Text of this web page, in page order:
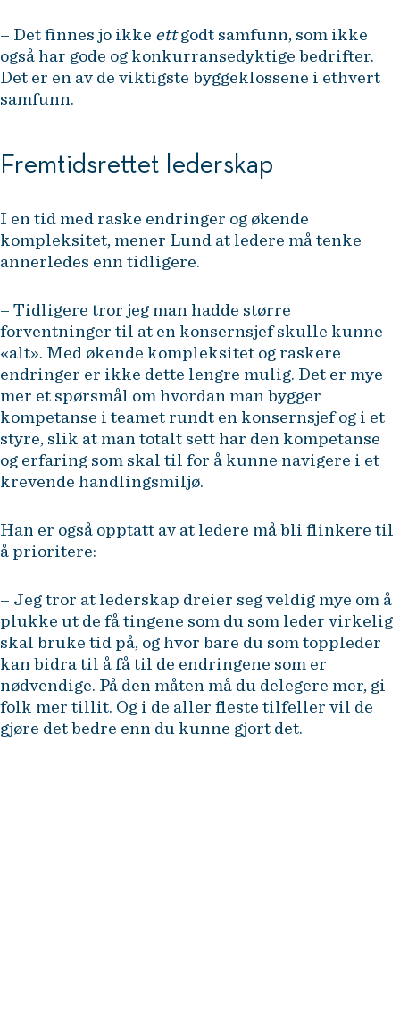
– Det finnes jo ikke ettgodt samfunn, som ikke
også har gode og konkurransedyktige bedrifter.
Det er en av de viktigste byggeklossene i ethvert
samfunn.
Fremtidsrettet lederskap
I en tid med raske endringer og økende
kompleksitet, mener Lund at ledere må tenke
annerledes enn tidligere.
– Tidligere tror jeg man hadde større
forventninger til at en konsernsjef skulle kunne
«alt». Med økende kompleksitet og raskere
endringer er ikke dette lengre mulig. Det er mye
mer et spørsmål om hvordan man bygger
kompetanse i teamet rundt en konsernsjef og i et
styre, slik at man totalt sett har den kompetanse
og erfaring som skal til for å kunne navigere i et
krevende handlingsmiljø.
Han er også opptatt av at ledere må bli flinkere til
å prioritere:
– Jeg tror at lederskap dreier seg veldig mye om å
plukke ut de få tingene som du som leder virkelig
skal bruke tid på, og hvor bare du som toppleder
kan bidra til å få til de endringene som er
nødvendige. På den måten må du delegere mer, gi
folk mer tillit. Og i de aller fleste tilfeller vil de
gjøre det bedre enn du kunne gjort det.